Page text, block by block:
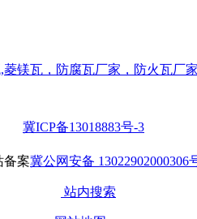
冀ICP备13018883号-3
冀公网安备 13022902000306
站内搜索